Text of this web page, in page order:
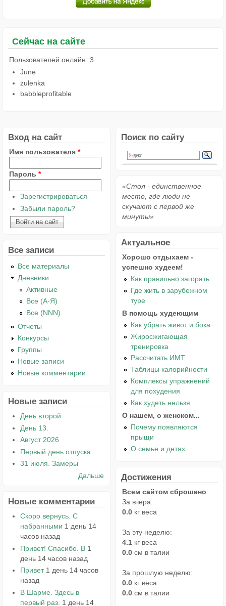
Сейчас на сайте
Пользователей онлайн: 3.
June
zulenka
babbleprofitable
Вход на сайт
Имя пользователя *
Пароль *
Зарегистрироваться
Забыли пароль?
Все записи
Все материалы
Дневники
Активные
Все (А-Я)
Все (NNN)
Отчеты
Конкурсы
Группы
Новые записи
Новые комментарии
Новые записи
День второй
День 13.
Август 2026
Первый день отпуска.
31 июля. Замеры
Дальше
Новые комментарии
Скоро вернусь. С
набранными 1 день 14
часов назад
Привет! Спасибо. В 1
день 14 часов назад
Привет 1 день 14 часов
назад
В Шарме. Здесь в
первый раз. 1 день 14
Поиск по сайту
«Стол - единственное
место, где люди не
скучают с первой же
минуты»
Актуальное
Хорошо отдыхаем -
успешно худеем!
Как правильно загорать
Где жить в зарубежном
туре
В помощь худеющим
Как убрать живот и бока
Жиросжигающая
тренировка
Рассчитать ИМТ
Таблицы калорийности
Комплексы упражнений
для похудения
Как худеть нельзя
О нашем, о женском...
Почему появляются
прыщи
О семье и детях
Достижения
Всем сайтом сброшено
За вчера:
0.0 кг веса
За эту неделю:
4.1 кг веса
0.0 см в талии
За прошлую неделю:
0.0 кг веса
0.0 см в талии